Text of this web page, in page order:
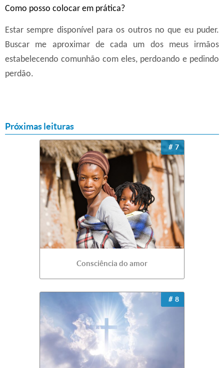
Como posso colocar em prática?
Estar sempre disponível para os outros no que eu puder.
Buscar me aproximar de cada um dos meus irmãos
estabelecendo comunhão com eles, perdoando e pedindo
perdão.
Próximas leituras
7
Consciência do amor
8